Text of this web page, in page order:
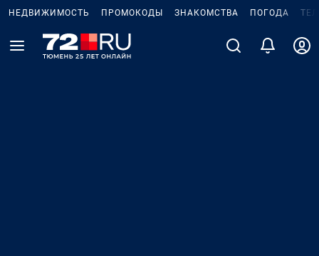
НЕДВИЖИМОСТЬ ПРОМОКОДЫ ЗНАКОМСТВА ПОГОДА